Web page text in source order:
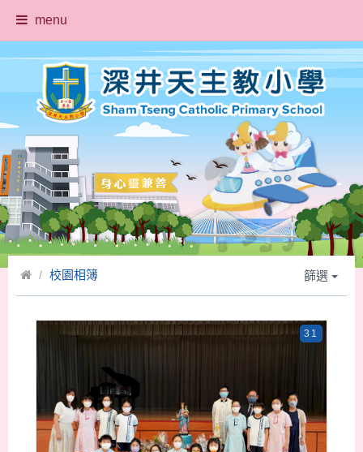
menu
校園相簿 篩選
31